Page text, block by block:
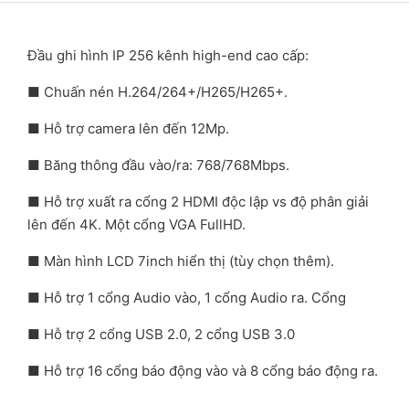
Đầu ghi hình IP 256 kênh high-end cao cấp:
■ Chuấn nén H.264/264+/H265/H265+.
■ Hỗ trợ camera lên đến 12Mp.
■ Băng thông đầu vào/ra: 768/768Mbps.
■ Hỗ trợ xuất ra cổng 2 HDMI độc lập vs độ phân giải
lên đến 4K. Một cổng VGA FullHD.
■ Màn hình LCD 7inch hiển thị (tùy chọn thêm).
■ Hỗ trợ 1 cổng Audio vào, 1 cổng Audio ra. Cổng
■ Hỗ trợ 2 cổng USB 2.0, 2 cổng USB 3.0
■ Hỗ trợ 16 cổng báo động vào và 8 cổng báo động ra.